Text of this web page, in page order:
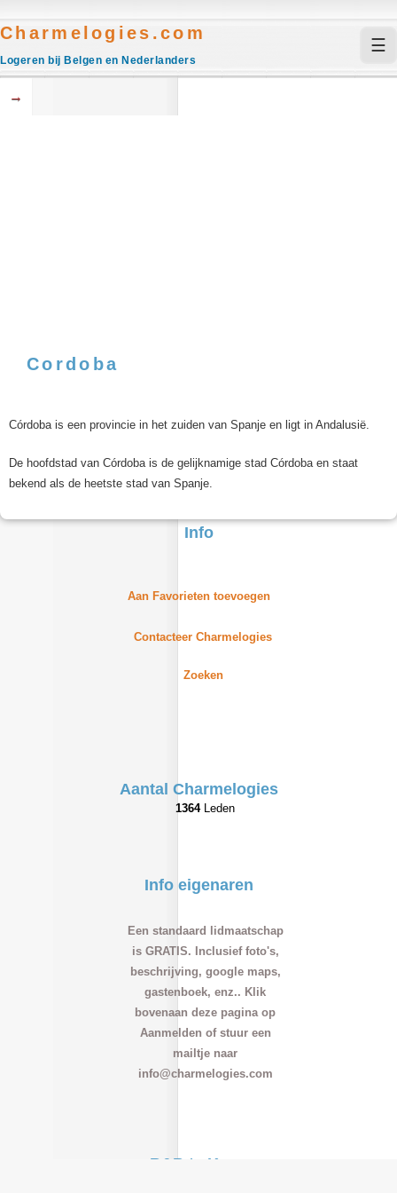
Charmelogies.com
Logeren bij Belgen en Nederlanders
☰
→
Cordoba
Córdoba is een provincie in het zuiden van Spanje en ligt in Andalusië.
De hoofdstad van Córdoba is de gelijknamige stad Córdoba en staat
bekend als de heetste stad van Spanje.
Info
Aan Favorieten toevoegen
Contacteer Charmelogies
Zoeken
Aantal Charmelogies
1364Leden
Info eigenaren
Een standaard lidmaatschap
is GRATIS. Inclusief foto's,
beschrijving, google maps,
gastenboek, enz.. Klik
bovenaan deze pagina op
Aanmelden of stuur een
mailtje naar
info@charmelogies.com
B&B te Koop